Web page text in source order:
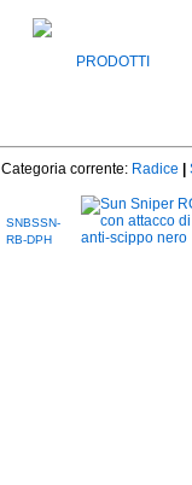
PRODOTTI
Categoria corrente: Radice
SNBSSN-
RB-DPH